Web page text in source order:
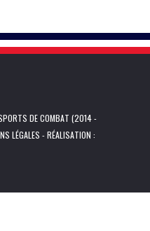
DE COMBAT (2014 -
LÉGALES - RÉALISATION :